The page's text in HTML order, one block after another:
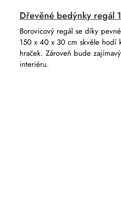
Dřevěné bedýnky regál
Borovicový regál se díky
150 x 40 x 30 cm skvěle hodí
hraček. Zároveň bude
interiéru.